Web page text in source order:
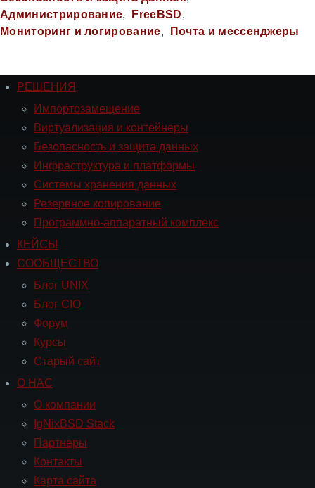
Администрирование
FreeBSD
Мониторинг и логирование
Почта и мессенджеры
Навигация
РЕШЕНИЯ
РЕШЕНИЯ
Импортозамещение
Виртуализация и контейнеры
Безопасность и защита данных
Инфраструктура и платформы
Системы хранения данных
Резервное копирование
Программно-аппаратный комплекс
Навигация
СООБЩЕСТВО
КЕЙСЫ
СООБЩЕСТВО
Блог UNIX
Блог CIO
Форум
Курсы
Старый сайт
Навигация
О НАС
О компании
IgNixBSD Stack
Партнеры
Контакты
Карта сайта